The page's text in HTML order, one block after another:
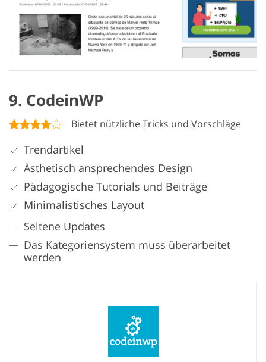
9. CodeinWP
Bietet nützliche Tricks und Vorschläge
Trendartikel
Ästhetisch ansprechendes Design
Pädagogische Tutorials und Beiträge
Minimalistisches Layout
Seltene Updates
Das Kategoriensystem muss überarbeitet
werden